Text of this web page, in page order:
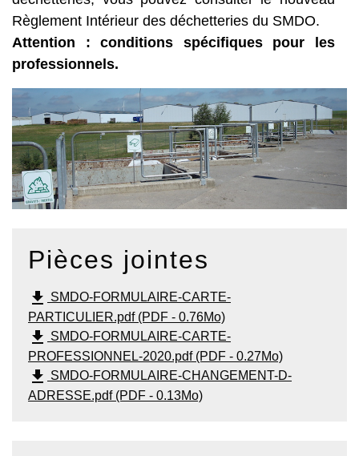
Règlement Intérieur des déchetteries du SMDO.
Attention : conditions spécifiques pour les
professionnels.
Pièces jointes
file_download SMDO-FORMULAIRE-CARTE-
PARTICULIER.pdf (PDF - 0.76Mo)
file_download SMDO-FORMULAIRE-CARTE-
PROFESSIONNEL-2020.pdf (PDF - 0.27Mo)
file_download SMDO-FORMULAIRE-CHANGEMENT-D-
ADRESSE.pdf (PDF - 0.13Mo)